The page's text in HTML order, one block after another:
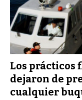
Los prácticos
dejaron de
cualquier